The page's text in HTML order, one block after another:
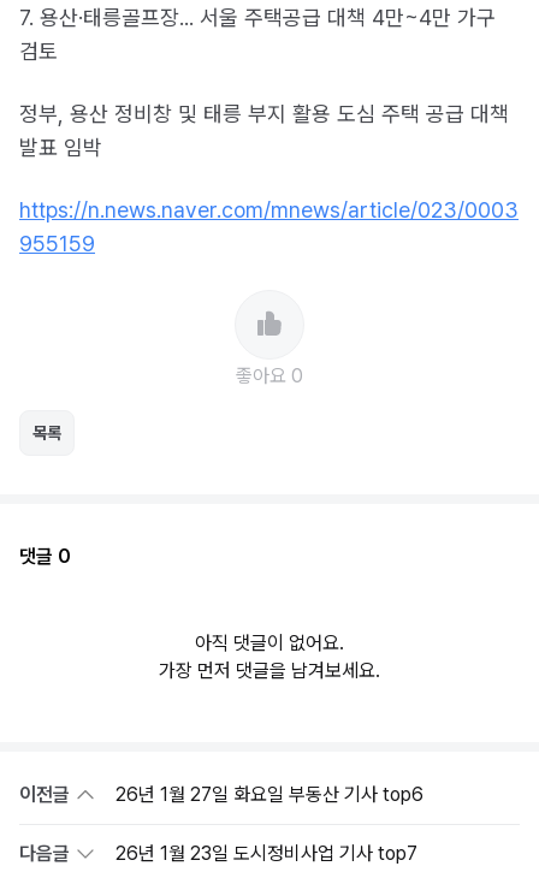
7. 용산·태릉골프장... 서울 주택공급 대책 4만~4만 가구
검토
정부, 용산 정비창 및 태릉 부지 활용 도심 주택 공급 대책
발표 임박
https://n.news.naver.com/mnews/article/023/0003
955159
좋아요 0
목록
댓글 0
아직 댓글이 없어요.
가장 먼저 댓글을 남겨보세요.
이전글 26년 1월 27일 화요일 부동산 기사 top6
다음글 26년 1월 23일 도시정비사업 기사 top7